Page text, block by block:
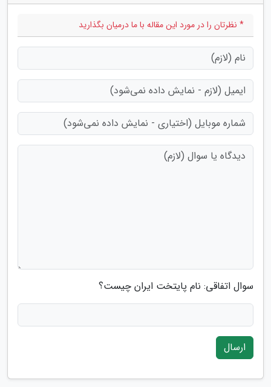
* نظرتان را در مورد این مقاله با ما درمیان بگذارید
سوال اتفاقی: نام پایتخت ایران چیست؟
ارسال